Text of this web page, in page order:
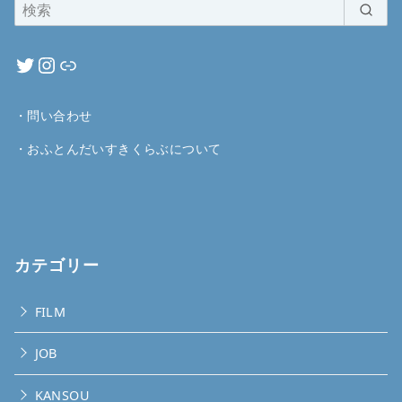
・ 問い合わせ
・ おふとんだいすきくらぶについて
カテゴリー
FILM
JOB
KANSOU